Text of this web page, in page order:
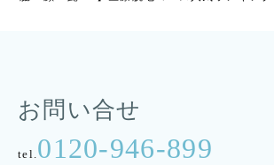
お問い合せ
tel. 0120-946-899